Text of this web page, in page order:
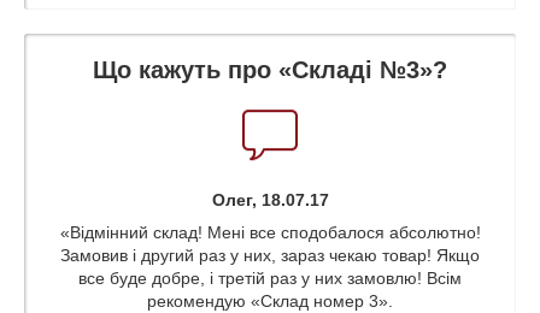
Що кажуть про «Складі №3»?
Олег, 18.07.17
«Відмінний склад! Мені все сподобалося абсолютно!
Замовив і другий раз у них, зараз чекаю товар! Якщо
все буде добре, і третій раз у них замовлю! Всім
рекомендую «Склад номер 3».